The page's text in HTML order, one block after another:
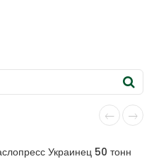
Украинец 50 тонн